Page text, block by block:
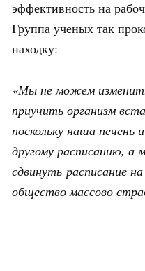
эффективность на
Группа ученых так
находку:
«Мы не можем
приучить организм
поскольку наша
другому расписанию, а
сдвинуть расписание
общество массово